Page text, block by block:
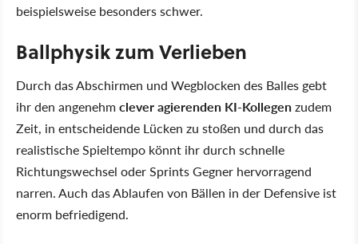
beispielsweise besonders schwer.
Ballphysik zum Verlieben
Durch das Abschirmen und Wegblocken des Balles gebt
ihr den angenehmclever agierenden KI-Kollegenzudem
Zeit, in entscheidende Lücken zu stoßen und durch das
realistische Spieltempo könnt ihr durch schnelle
Richtungswechsel oder Sprints Gegner hervorragend
narren. Auch das Ablaufen von Bällen in der Defensive ist
enorm befriedigend.